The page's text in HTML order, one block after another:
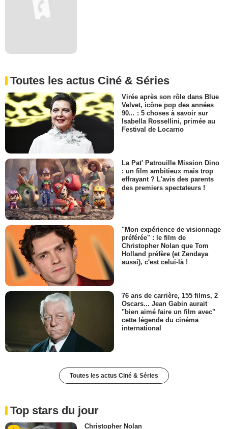
Toutes les actus Ciné & Séries
Virée après son rôle dans Blue
Velvet, icône pop des années
90... : 5 choses à savoir sur
Isabella Rossellini, primée au
Festival de Locarno
La Pat' Patrouille Mission Dino
: un film ambitieux mais trop
effrayant ? L'avis des parents
des premiers spectateurs !
"Mon expérience de visionnage
préférée" : le film de
Christopher Nolan que Tom
Holland préfère (et Zendaya
aussi), c'est celui-là !
76 ans de carrière, 155 films, 2
Oscars... Jean Gabin aurait
"bien aimé faire un film avec"
cette légende du cinéma
international
Toutes les actus Ciné & Séries
Top stars du jour
Christopher Nolan